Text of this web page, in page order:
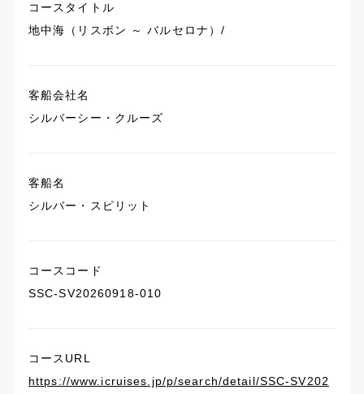
コースタイトル
地中海（リスボン ～ バルセロナ）/
客船会社名
シルバーシー・クルーズ
客船名
シルバー・スピリット
コースコード
SSC-SV20260918-010
コースURL
https://www.icruises.jp/p/search/detail/SSC-SV202